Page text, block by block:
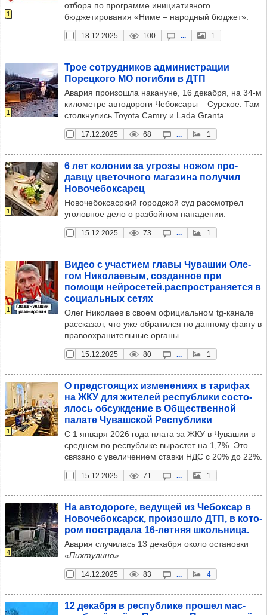
1
отбора по программе инициативного
бюджетирования «Ниме – народный бюджет».
18.12.2025 100 ... 1
1
Трое сот­руд­ни­ков адми­нис­тра­ции
Порец­кого МО погибли в ДТП
Авария произошла накануне, 16 декабря, на 34-м
километре автодороги Чебоксары – Сурское. Там
столкнулись Toyota Camry и Lada Granta.
17.12.2025 68 ... 1
1
6 лет коло­нии за угрозы ножом про­
давцу цве­точ­ного мага­зина полу­чил
Ново­че­бок­са­рец
Новочебоксасркий городской суд рассмотрел
уголовное дело о разбойном нападении.
15.12.2025 73 ... 1
1
Видео с учас­тием главы Чува­шии Оле­
гом Нико­ла­евым, соз­дан­ное при
помощи ней­ро­се­тей.рас­прос­тра­ня­ется в
соци­аль­ных сетях
Олег Николаев в своем официальном tg-канале
рассказал, что уже обратился по данному факту в
правоохранительные органы.
15.12.2025 80 ... 1
1
О пред­сто­ящих изме­не­ниях в тари­фах
на ЖКУ для жите­лей рес­пуб­лики сос­то­
ялось обсуж­де­ние в Общес­твен­ной
палате Чуваш­ской Рес­пуб­лики
С 1 января 2026 года плата за ЖКУ в Чувашии в
среднем по республике вырастет на 1,7%. Это
связано с увеличением ставки НДС с 20% до 22%.
15.12.2025 71 ... 1
4
На авто­до­роге, веду­щей из Чебок­сар в
Ново­че­бок­сарск, про­изошло ДТП, в кото­
ром пос­тра­дала 16-лет­няя школь­ница.
Авария случилась 13 декабря около остановки
«Пихтулино»
14.12.2025 83 ... 4
12 декабря в рес­пуб­лике про­шел мас­